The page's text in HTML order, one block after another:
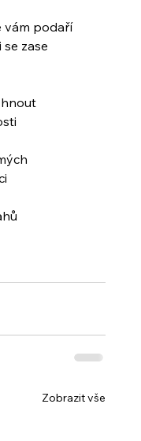
vám podaří
zase
Zobrazit vše